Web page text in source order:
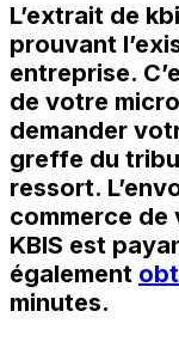
L’extrait de
prouvant
entreprise.
de votre
demander
greffe du
ressort.
commerce de
KBIS est
également
minutes.